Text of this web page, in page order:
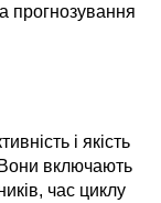
прогнозування
і якість
включають
час циклу